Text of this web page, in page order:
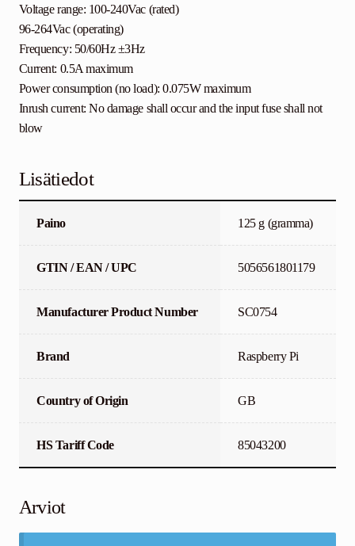
Voltage range: 100-240Vac (rated)
96-264Vac (operating)
Frequency: 50/60Hz ±3Hz
Current: 0.5A maximum
Power consumption (no load): 0.075W maximum
Inrush current: No damage shall occur and the input fuse shall not
blow
Lisätiedot
Paino 125 g (gramma)
GTIN / EAN / UPC 5056561801179
Manufacturer Product Number SC0754
Brand Raspberry Pi
Country of Origin GB
HS Tariff Code 85043200
Arviot